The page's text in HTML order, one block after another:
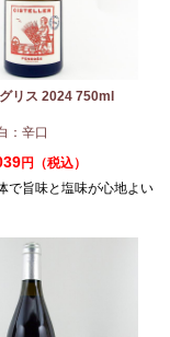
リス 2024 750ml
：辛口
円（税込）
で旨味と塩味が心地よい